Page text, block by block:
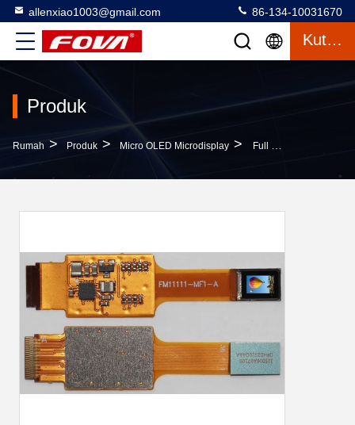
allenxiao1003@gmail.com 86-134-10031670
Kutipan
Produk
Rumah > Produk > Micro OLED Microdisplay > Full Color 0.23 Inch Komersial Berbasis Silikon Micro OLED Microdisplay Untuk Iklan Yang Menarik Perhatian